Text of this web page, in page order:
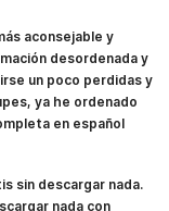
aconsejable y
desordenada y
un poco perdidas y
ya he ordenado
en español
sin descargar nada.
nada con